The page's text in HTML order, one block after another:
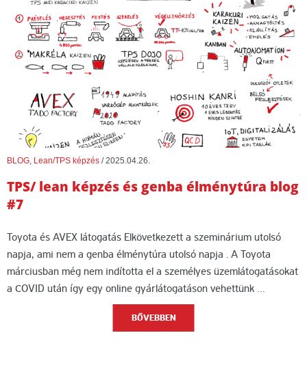
BLOG, Lean/TPS képzés /2025.04.26.
TPS/ lean képzés és genba élménytúra blog
#7
Toyota és AVEX látogatás Elkövetkezett a szeminárium utolsó
napja, ami nem a genba élménytúra utolsó napja . A Toyota
márciusban még nem indította el a személyes üzemlátogatásokat
a COVID után így egy online gyárlátogatáson vehettünk …
BŐVEBBEN